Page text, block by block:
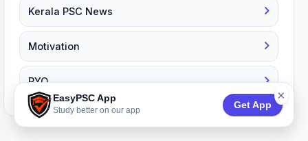
EasyPSC App
Study better on our app
Get App
×
Kerala PSC News
Motivation
PYQ